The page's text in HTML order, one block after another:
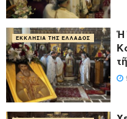
ΕΚΚΛΗΣΊΑ ΤΗΣ ΕΛΛΆΔΟΣ
Ἡ